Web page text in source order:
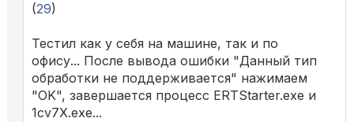
(29)
Тестил как у себя на машине, так и по
офису... После вывода ошибки "Данный тип
обработки не поддерживается" нажимаем
"OK", завершается процесс ERTStarter.exe и
1cv7X.exe...